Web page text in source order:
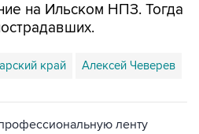
на Ильском НПЗ. Тогда
край Алексей Чеверев
ленту